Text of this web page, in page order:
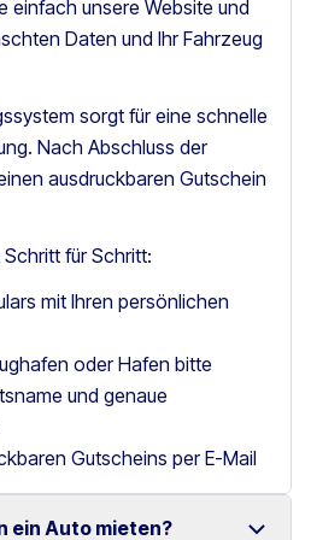
einfach unsere Website und
Daten und Ihr Fahrzeug
sorgt für eine schnelle
Nach Abschluss der
ausdruckbaren Gutschein
für Schritt:
mit Ihren persönlichen
oder Hafen bitte
und genaue
Gutscheins per E-Mail
ein Auto mieten?